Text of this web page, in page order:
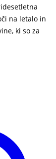
na letalo in
ki so za